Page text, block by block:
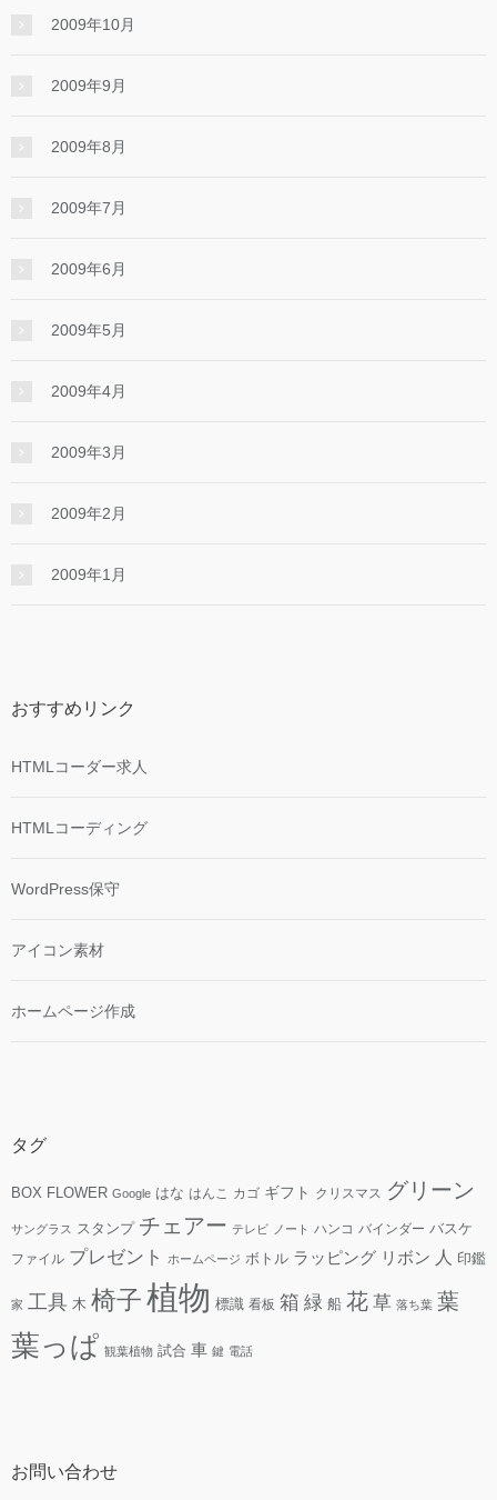
2009年10月
2009年9月
2009年8月
2009年7月
2009年6月
2009年5月
2009年4月
2009年3月
2009年2月
2009年1月
おすすめリンク
HTMLコーダー求人
HTMLコーディング
WordPress保守
アイコン素材
ホームページ作成
タグ
BOX FLOWER Google はな はんこ カゴ ギフト クリスマス グリーン
サングラス スタンプ チェアー テレビ ノート ハンコ バインダー バスケ
ファイル プレゼント ホームページ ボトル ラッピング リボン 人 印鑑
家 工具 木 椅子植物 標識 看板 箱 緑 船 花 草 落ち葉 葉
葉っぱ 観葉植物 試合 車 鍵 電話
お問い合わせ